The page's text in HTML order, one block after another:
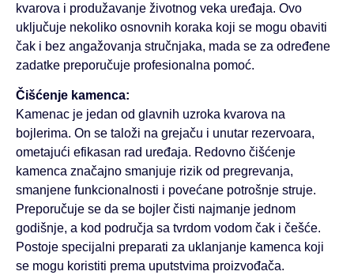
kvarova i produžavanje životnog veka uređaja. Ovo
uključuje nekoliko osnovnih koraka koji se mogu obaviti
čak i bez angažovanja stručnjaka, mada se za određene
zadatke preporučuje profesionalna pomoć.
Čišćenje kamenca:
Kamenac je jedan od glavnih uzroka kvarova na
bojlerima. On se taloži na grejaču i unutar rezervoara,
ometajući efikasan rad uređaja. Redovno čišćenje
kamenca značajno smanjuje rizik od pregrevanja,
smanjene funkcionalnosti i povećane potrošnje struje.
Preporučuje se da se bojler čisti najmanje jednom
godišnje, a kod područja sa tvrdom vodom čak i češće.
Postoje specijalni preparati za uklanjanje kamenca koji
se mogu koristiti prema uputstvima proizvođača.